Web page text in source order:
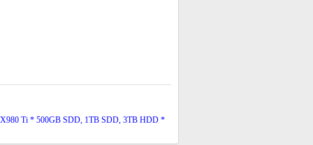
Ti * 500GB SDD, 1TB SDD, 3TB HDD *